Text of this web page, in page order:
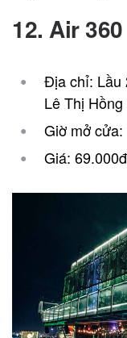
12. Air
Địa chỉ: Lầu
Lê Thị
Giờ mở
Giá: